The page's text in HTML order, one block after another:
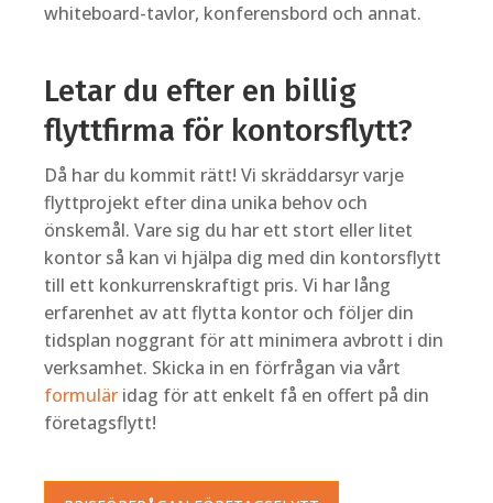
whiteboard-tavlor, konferensbord och annat.
Letar du efter en billig
flyttfirma för kontorsflytt?
Då har du kommit rätt! Vi skräddarsyr varje
flyttprojekt efter dina unika behov och
önskemål. Vare sig du har ett stort eller litet
kontor så kan vi hjälpa dig med din kontorsflytt
till ett konkurrenskraftigt pris. Vi har lång
erfarenhet av att flytta kontor och följer din
tidsplan noggrant för att minimera avbrott i din
verksamhet. Skicka in en förfrågan via vårt
formulär idag för att enkelt få en offert på din
företagsflytt!